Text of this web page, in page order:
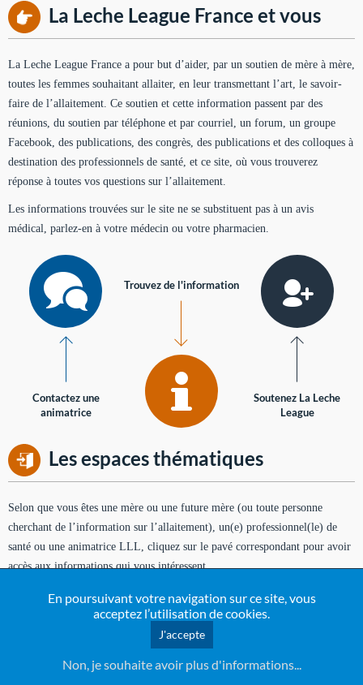
En poursuivant votre navigation sur ce site, vous
acceptez l’utilisation de cookies.
J'accepte
Non, je souhaite avoir plus d'informations...
La Leche League France et vous
La Leche League France a pour but d’aider, par un soutien de mère à mère,
toutes les femmes souhaitant allaiter, en leur transmettant l’art, le savoir-
faire de l’allaitement. Ce soutien et cette information passent par des
réunions, du soutien par téléphone et par courriel, un forum, un groupe
Facebook, des publications, des congrès, des publications et des colloques à
destination des professionnels de santé, et ce site, où vous trouverez
réponse à toutes vos questions sur l’allaitement.
Les informations trouvées sur le site ne se substituent pas à un avis
médical, parlez-en à votre médecin ou votre pharmacien.
Contactez une
animatrice
Trouvez de l'information
Soutenez La Leche
League
Les espaces thématiques
Selon que vous êtes une mère ou une future mère (ou toute personne
cherchant de l’information sur l’allaitement), un(e) professionnel(le) de
santé ou une animatrice LLL, cliquez sur le pavé correspondant pour avoir
accès aux informations qui vous intéressent.
Les mamans
Soutien aux mères
Soutien aux mères
Informations sur l'allaitement et le maternage, pour vous aider
à allaiter et vous informer : toutes les rubriques qui
concernent l'allaitement.